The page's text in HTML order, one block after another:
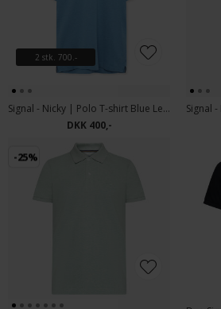
2 stk. 700.-
Signal - Nicky | Polo T-shirt Blue Legacy Mel
DKK 400,-
-25%